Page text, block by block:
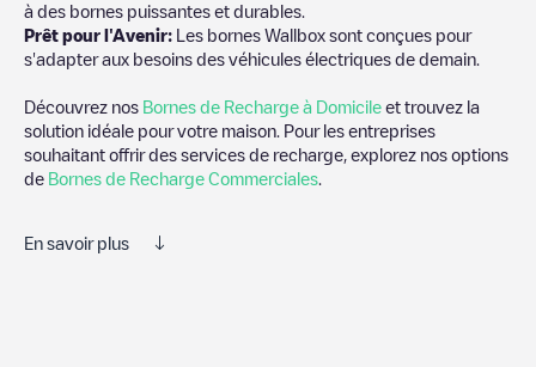
à des bornes puissantes et durables.
Prêt pour l'Avenir: Les bornes Wallbox sont conçues pour
s'adapter aux besoins des véhicules électriques de demain.
Découvrez nos Bornes de Recharge à Domicile et trouvez la
solution idéale pour votre maison. Pour les entreprises
souhaitant offrir des services de recharge, explorez nos options
de Bornes de Recharge Commerciales
En savoir plus